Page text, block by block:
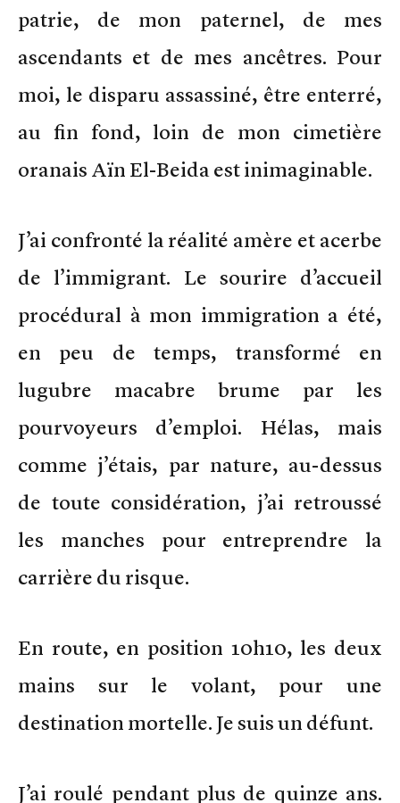
patrie, de mon paternel, de mes
ascendants et de mes ancêtres. Pour
moi, le disparu assassiné, être enterré,
au fin fond, loin de mon cimetière
oranais Aïn El-Beida est inimaginable.
J’ai confronté la réalité amère et acerbe
de l’immigrant. Le sourire d’accueil
procédural à mon immigration a été,
en peu de temps, transformé en
lugubre macabre brume par les
pourvoyeurs d’emploi. Hélas, mais
comme j’étais, par nature, au-dessus
de toute considération, j’ai retroussé
les manches pour entreprendre la
carrière du risque.
En route, en position 10h10, les deux
mains sur le volant, pour une
destination mortelle. Je suis un défunt.
J’ai roulé pendant plus de quinze ans.